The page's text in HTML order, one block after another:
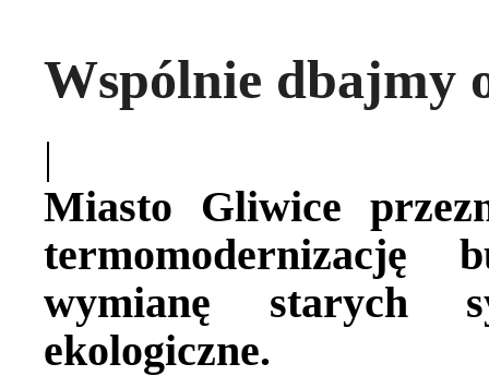
Wspólnie dbajmy
|
Miasto Gliwice
termomodernizację
wymianę starych
ekologiczne.